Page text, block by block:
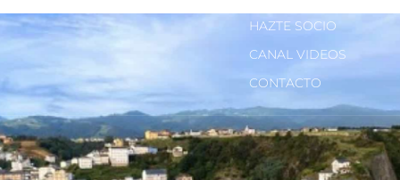
HAZTE SOCIO
CANAL VIDEOS
CONTACTO